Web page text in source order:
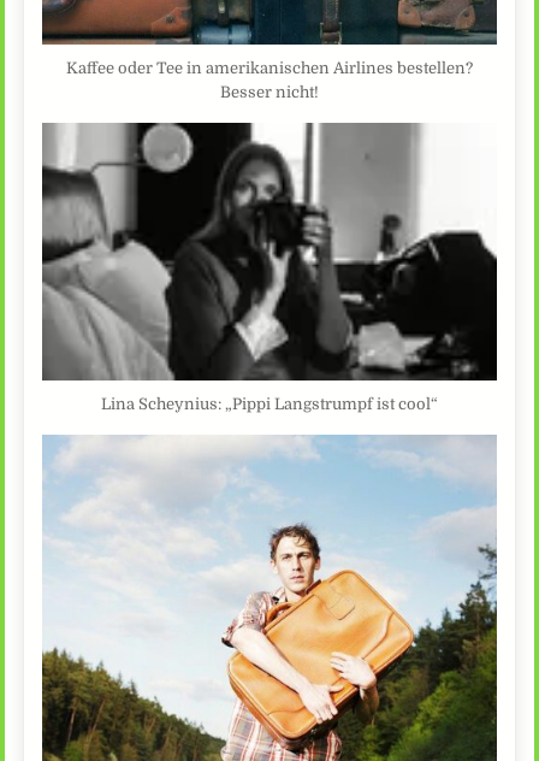
Kaffee oder Tee in amerikanischen Airlines bestellen?
Besser nicht!
Lina Scheynius: „Pippi Langstrumpf ist cool“